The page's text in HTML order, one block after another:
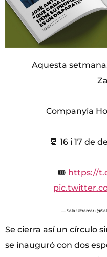
Aquesta
Companyia
📆 16 i 17 de
🎟 https://
— Sala Ultramar
Se cierra así un círculo
se inauguró con dos